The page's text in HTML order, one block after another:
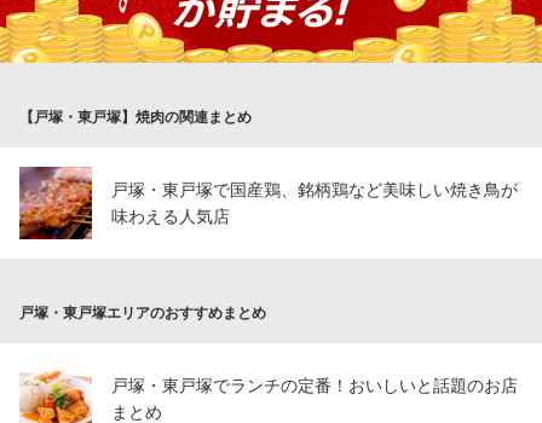
同士での会食と様々な目的に応じてご利用になれます。◆個室完
備
焼肉・食べ放題・個室
神奈川県横浜市戸塚区戸塚町10 戸塚モディ7F
【戸塚・東戸塚】焼肉の関連まとめ
戸塚・東戸塚で国産鶏、銘柄鶏など美味しい焼き鳥が
味わえる人気店
戸塚・東戸塚エリアのおすすめまとめ
戸塚・東戸塚でランチの定番！おいしいと話題のお店
まとめ